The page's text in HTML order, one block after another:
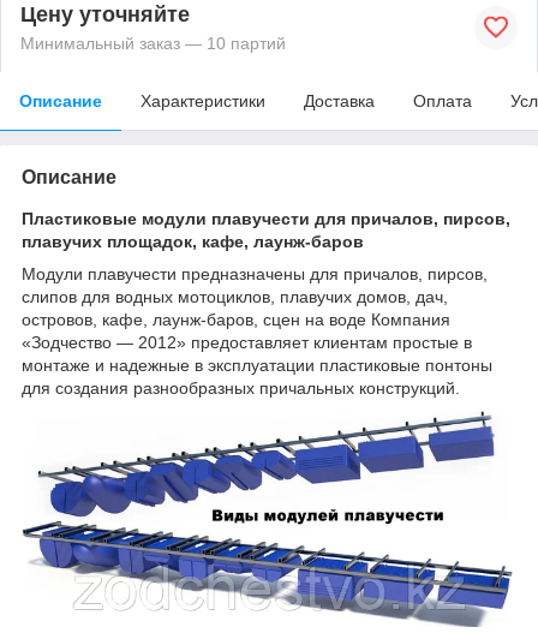
Цену уточняйте
Минимальный заказ — 10 партий
Описание Характеристики Доставка Оплата
Описание
Пластиковые модули плавучести для причалов, пирсов,
плавучих площадок, кафе, лаунж-баров
Модули плавучести предназначены для причалов, пирсов,
слипов для водных мотоциклов, плавучих домов, дач,
островов, кафе, лаунж-баров, сцен на воде Компания
«Зодчество ― 2012» предоставляет клиентам простые в
монтаже и надежные в эксплуатации пластиковые понтоны
для создания разнообразных причальных конструкций.